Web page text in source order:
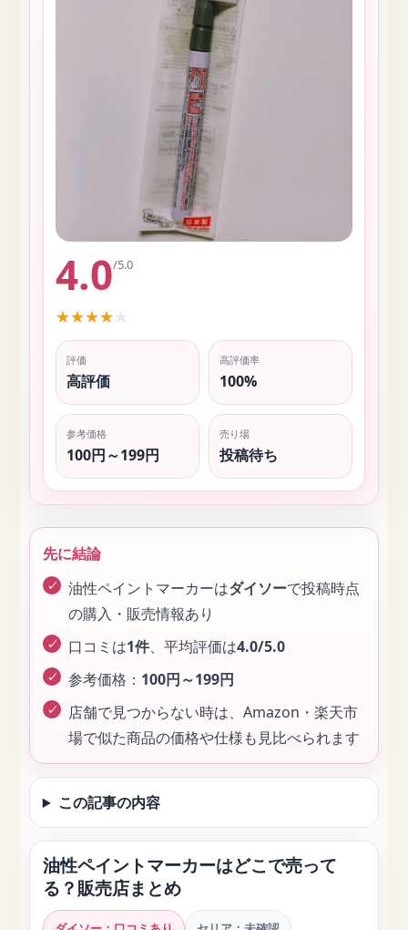
4.0/5.0
★★★★★
評価
高評価
高評価率
100%
参考価格
100円～199円
売り場
投稿待ち
先に結論
油性ペイントマーカーはダイソーで投稿時点
の購入・販売情報あり
口コミは1件、平均評価は4.0/5.0
参考価格： 100円～199円
店舗で見つからない時は、Amazon・楽天市
場で似た商品の価格や仕様も見比べられます
この記事の内容
油性ペイントマーカーはどこで売って
る？販売店まとめ